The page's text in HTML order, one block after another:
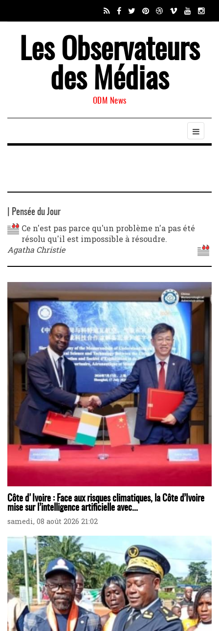
Les Observateurs
des Médias
ODM News
| Pensée du Jour
Ce n'est pas parce qu'un problème n'a pas été
résolu qu'il est impossible à résoudre.
Agatha Christie
Côte d'Ivoire : Face aux risques climatiques, la Côte d’Ivoire
mise sur l’intelligence artificielle avec...
samedi, 08 août 2026 21:02